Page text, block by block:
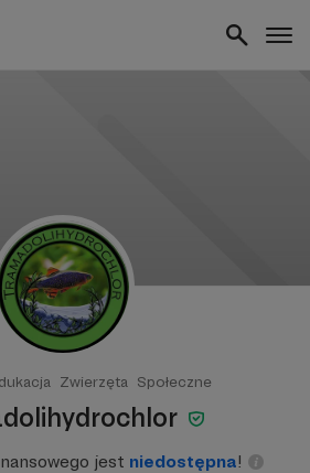
Zwierzęta Społeczne
jest niedostępna!